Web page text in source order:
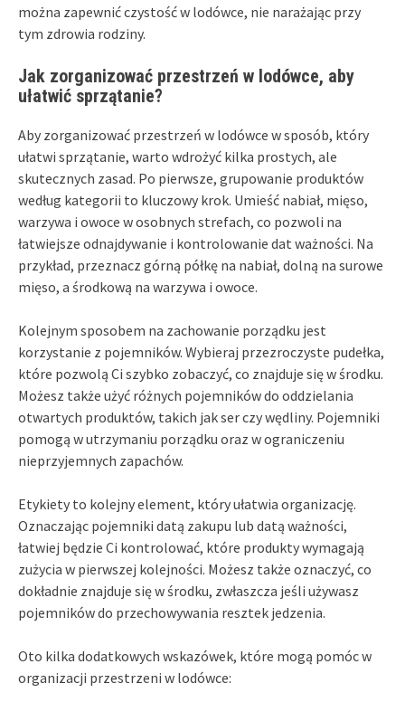
można zapewnić czystość w lodówce, nie narażając przy
tym zdrowia rodziny.
Jak zorganizować przestrzeń w lodówce, aby
ułatwić sprzątanie?
Aby zorganizować przestrzeń w lodówce w sposób, który
ułatwi sprzątanie, warto wdrożyć kilka prostych, ale
skutecznych zasad. Po pierwsze, grupowanie produktów
według kategorii to kluczowy krok. Umieść nabiał, mięso,
warzywa i owoce w osobnych strefach, co pozwoli na
łatwiejsze odnajdywanie i kontrolowanie dat ważności. Na
przykład, przeznacz górną półkę na nabiał, dolną na surowe
mięso, a środkową na warzywa i owoce.
Kolejnym sposobem na zachowanie porządku jest
korzystanie z pojemników. Wybieraj przezroczyste pudełka,
które pozwolą Ci szybko zobaczyć, co znajduje się w środku.
Możesz także użyć różnych pojemników do oddzielania
otwartych produktów, takich jak ser czy wędliny. Pojemniki
pomogą w utrzymaniu porządku oraz w ograniczeniu
nieprzyjemnych zapachów.
Etykiety to kolejny element, który ułatwia organizację.
Oznaczając pojemniki datą zakupu lub datą ważności,
łatwiej będzie Ci kontrolować, które produkty wymagają
zużycia w pierwszej kolejności. Możesz także oznaczyć, co
dokładnie znajduje się w środku, zwłaszcza jeśli używasz
pojemników do przechowywania resztek jedzenia.
Oto kilka dodatkowych wskazówek, które mogą pomóc w
organizacji przestrzeni w lodówce: